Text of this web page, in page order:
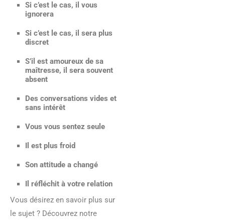
Si c’est le cas, il vous
ignorera
Si c’est le cas, il sera plus
discret
S’il est amoureux de sa
maîtresse, il sera souvent
absent
Des conversations vides et
sans intérêt
Vous vous sentez seule
Il est plus froid
Son attitude a changé
Il réfléchit à votre relation
Vous désirez en savoir plus sur
le sujet ? Découvrez notre